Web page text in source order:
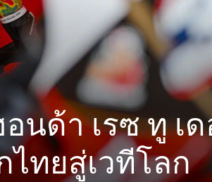
นด้า เรซ ทู เ
ไทยสู่เวทีโลก